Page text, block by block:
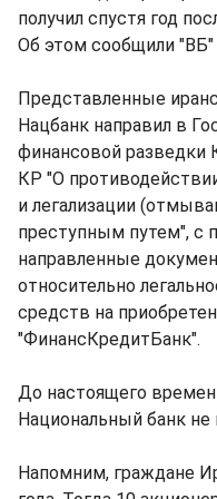
получил спустя год
Об этом сообщили "ВБ"
Представленные
Нацбанк направил в
финансовой разведки
КР "О
и легализации
преступным путем", с
направленные
относительно
средств на
"ФинансКредитБанк".
До настоящего
Национальный банк не
Напомним, граждане